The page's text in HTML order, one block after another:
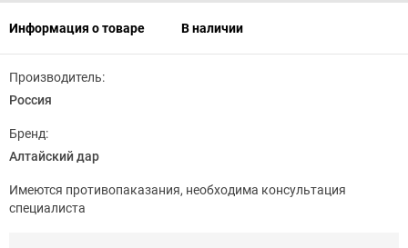
Информация о товаре В наличии
Производитель:
Россия
Бренд:
Алтайский дар
Имеются противопаказания, необходима консультация
специалиста